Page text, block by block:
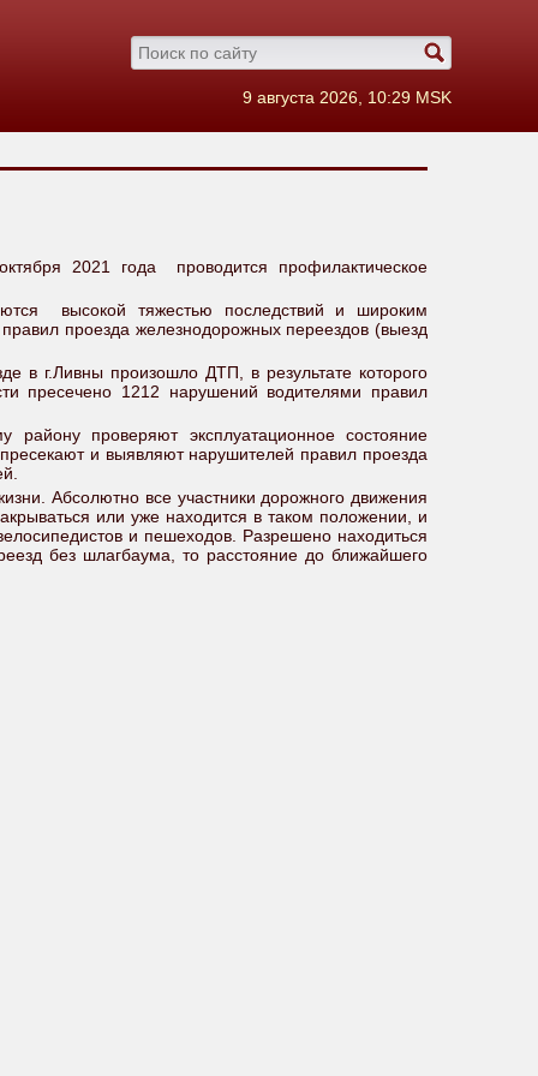
9 августа 2026, 10:29 MSK
2021 года проводится профилактическое
высокой тяжестью последствий и широким
проезда железнодорожных переездов (выезд
в г.Ливны произошло ДТП, в результате которого
пресечено 1212 нарушений водителями правил
проверяют эксплуатационное состояние
и выявляют нарушителей правил проезда
Абсолютно все участники дорожного движения
или уже находится в таком положении, и
и пешеходов. Разрешено находиться
без шлагбаума, то расстояние до ближайшего